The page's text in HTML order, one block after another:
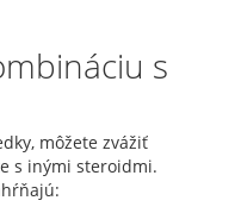
s
môžete zvážiť
s inými steroidmi.